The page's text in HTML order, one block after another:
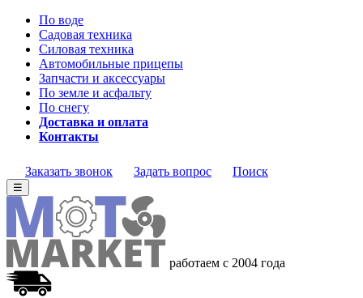
По воде
Садовая техника
Силовая техника
Автомобильные прицепы
Запчасти и аксессуары
По земле и асфальту
По снегу
Доставка и оплата
Контакты
Заказать звонок Задать вопрос Поиск
☰
работаем с 2004 года